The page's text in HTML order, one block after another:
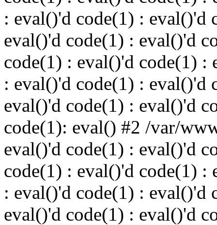
: eval()'d code(1) : eval()'d
eval()'d code(1) : eval()'d
code(1) : eval()'d code(1) :
: eval()'d code(1) : eval()'d
eval()'d code(1) : eval()'d
code(1): eval() #2 /var/
eval()'d code(1) : eval()'d
code(1) : eval()'d code(1) :
: eval()'d code(1) : eval()'d
eval()'d code(1) : eval()'d